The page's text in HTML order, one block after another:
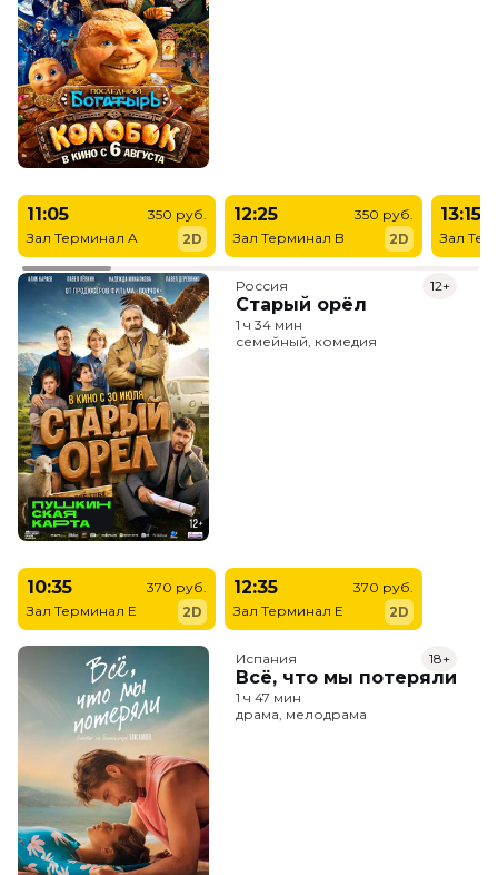
11:05
Зал Терминал A
350 руб.
2D
12:25
Зал Терминал B
350 руб.
2D
13:15
Зал
Россия
Старый орёл
12+
1 ч 34 мин
семейный, комедия
10:35
Зал Терминал E
370 руб.
2D
12:35
Зал Терминал E
370 руб.
2D
Испания
Всё, что мы потеряли
18+
1 ч 47 мин
драма, мелодрама